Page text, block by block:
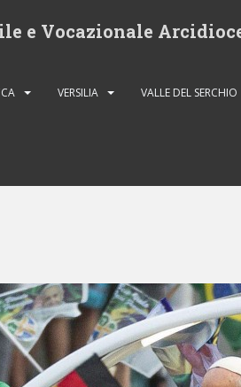
e Vocazionale
VERSILIA VALLE DEL SERCHIO